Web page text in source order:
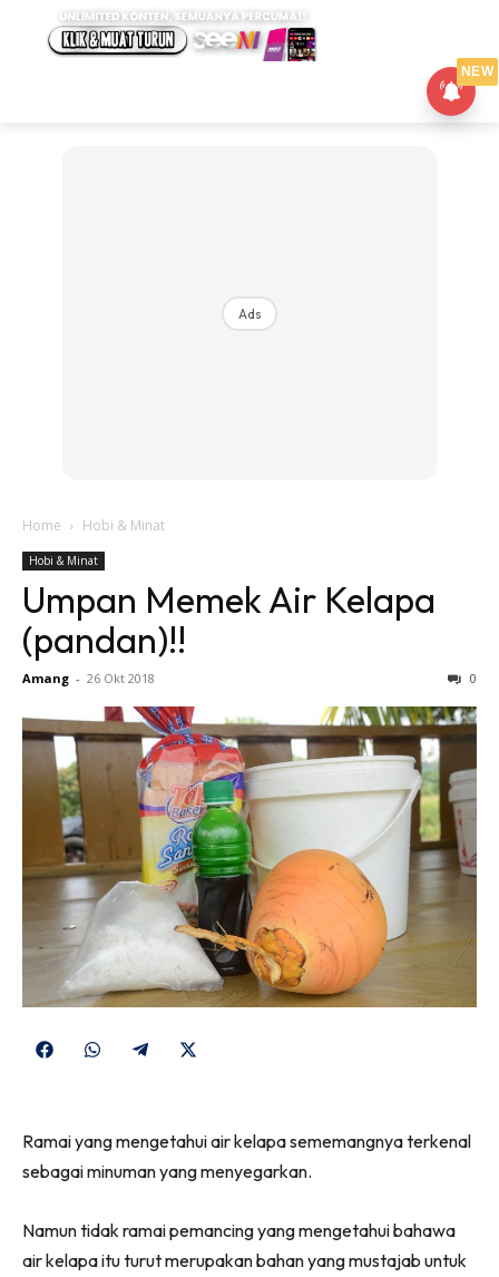
Ads
Home Hobi & Minat
Hobi & Minat
Umpan Memek Air Kelapa
(pandan)!!
Amang - 26 Okt 2018 0
Share
Share
Share
(Twitter)
Ramai yang mengetahui air kelapa sememangnya terkenal
sebagai minuman yang menyegarkan.
Namun tidak ramai pemancing yang mengetahui bahawa
air kelapa itu turut merupakan bahan yang mustajab untuk
NEW